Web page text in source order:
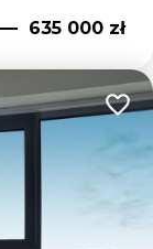
635 000 zł